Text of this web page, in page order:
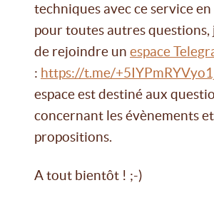
techniques avec ce service
pour toutes autres questions,
de rejoindre un espace
: https://t.me/
espace est destiné aux
concernant les évènements et
propositions.
A tout bientôt ! ;-)